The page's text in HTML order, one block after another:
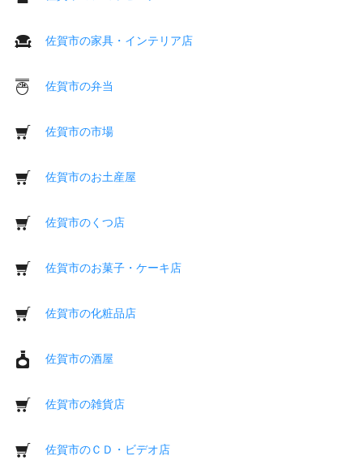
佐賀市の家具・インテリア店
佐賀市の弁当
佐賀市の市場
佐賀市のお土産屋
佐賀市のくつ店
佐賀市のお菓子・ケーキ店
佐賀市の化粧品店
佐賀市の酒屋
佐賀市の雑貨店
佐賀市のＣＤ・ビデオ店